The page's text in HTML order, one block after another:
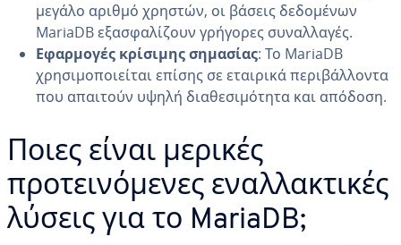
μεγάλο αριθμό χρηστών, οι βάσεις δεδομένων
MariaDB εξασφαλίζουν γρήγορες συναλλαγές.
Εφαρμογές κρίσιμης σημασίας: Το MariaDB
χρησιμοποιείται επίσης σε εταιρικά περιβάλλοντα
που απαιτούν υψηλή διαθεσιμότητα και απόδοση.
Ποιες είναι μερικές
προτεινόμενες εναλλακτικές
λύσεις για το MariaDB;